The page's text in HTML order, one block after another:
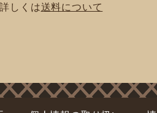
しくは送料について